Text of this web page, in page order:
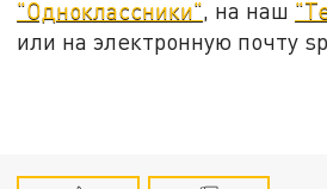
"Одноклассники", на наш
или на электронную почту